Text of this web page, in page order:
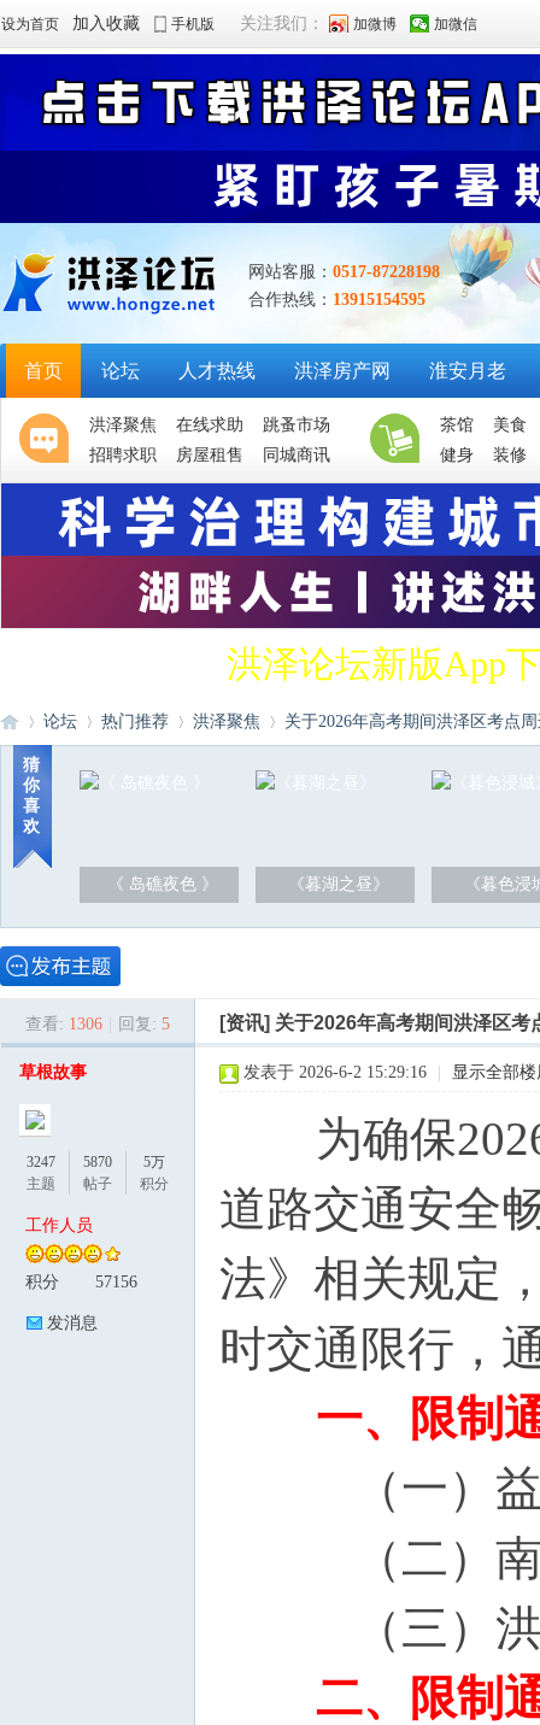
设为首页 加入收藏 手机版 关注我们： 加微博 加微信
网站客服： 0517-87228198
合作热线： 13915154595
首页 论坛 人才热线 洪泽房产网 淮安月老
洪泽聚焦 在线求助
跳蚤市场
招聘求职
房屋租售 同城商讯
茶馆
美食
健身
装修
洪泽论坛新版App
»
论坛 热门推荐 洪泽聚焦 关于2026年高考期间洪泽区考点
猜
你
喜
欢
《 岛礁夜色 》 《暮湖之昼》 《暮色浸
查看: 1306 回复: 5 [资讯] 关于2026年高考期间洪泽区考
草根故事
3247
主题
5870
帖子
5万
积分
工作人员
积分 57156
发消息
发表于 2026-6-2 15:29:16 显示全部楼
为确保2026
道路交通安全
法》相关规定
时交通限行，
一、限制
（一）益
（二）南
（三）洪
二、限制